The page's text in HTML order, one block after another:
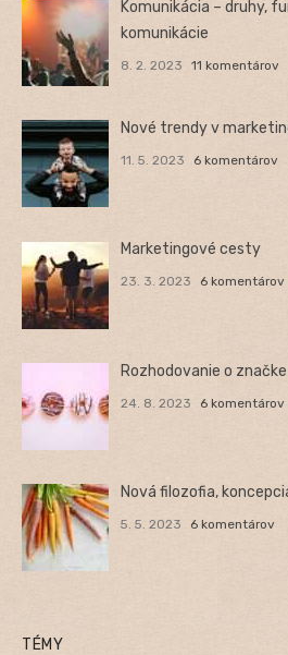
Komunikácia – druhy,
komunikácie
8. 2. 2023 11 komentárov
Nové trendy v
11. 5. 2023 6 komentárov
Marketingové cesty
23. 3. 2023 6 komentárov
Rozhodovanie o značke
24. 8. 2023 6 komentárov
Nová filozofia,
5. 5. 2023 6 komentárov
TÉMY